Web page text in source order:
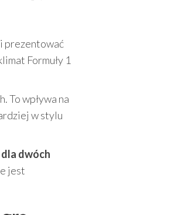
prezentować
Formuły 1
To wpływa na
w stylu
dwóch
jest